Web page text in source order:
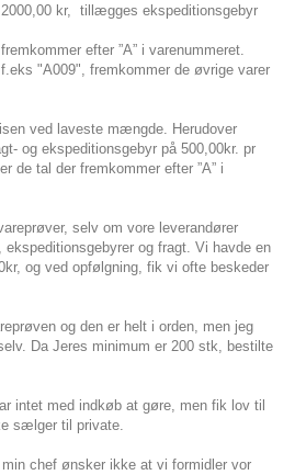
kr, tillægges ekspeditionsgebyr
efter ”A” i varenummeret.
"A009", fremkommer de øvrige varer
ved laveste mængde. Herudover
og ekspeditionsgebyr på 500,00kr. pr
de tal der fremkommer efter ”A” i
selv om vore leverandører
ekspeditionsgebyrer og fragt. Vi havde en
og ved opfølgning, fik vi ofte beskeder
og den er helt i orden, men jeg
Da Jeres minimum er 200 stk, bestilte
intet med indkøb at gøre, men fik lov til
sælger til private.
chef ønsker ikke at vi formidler vor